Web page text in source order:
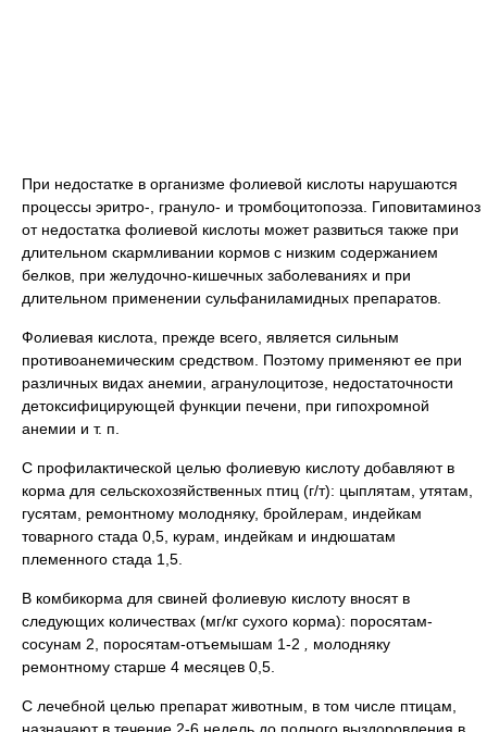
При недостатке в организме фолиевой кислоты нарушаются
процессы эритро-, грануло- и тромбоцитопоэза. Гиповитаминоз
от недостатка фолиевой кислоты может развиться также при
длительном скармливании кормов с низким содержанием
белков, при желудочно-кишечных заболеваниях и при
длительном применении сульфаниламидных препаратов.
Фолиевая кислота, прежде всего, является сильным
противоанемическим средством. Поэтому применяют ее при
различных видах анемии, агранулоцитозе, недостаточности
детоксифицирующей функции печени, при гипохромной
анемии и т. п.
С профилактической целью фолиевую кислоту добавляют в
корма для сельскохозяйственных птиц (г/т): цыплятам, утятам,
гусятам, ремонтному молодняку, бройлерам, индейкам
товарного стада 0,5, курам, индейкам и индюшатам
племенного стада 1,5.
В комбикорма для свиней фолиевую кислоту вносят в
следующих количествах (мг/кг сухого корма): поросятам-
сосунам 2, поросятам-отъемышам 1-2 , молодняку
ремонтному старше 4 месяцев 0,5.
С лечебной целью препарат животным, в том числе птицам,